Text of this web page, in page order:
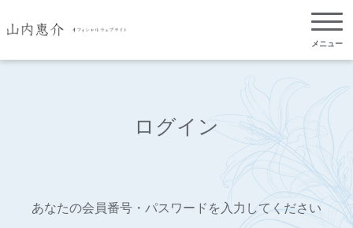
メニュー
ログイン
あなたの会員番号・パスワードを入力してください